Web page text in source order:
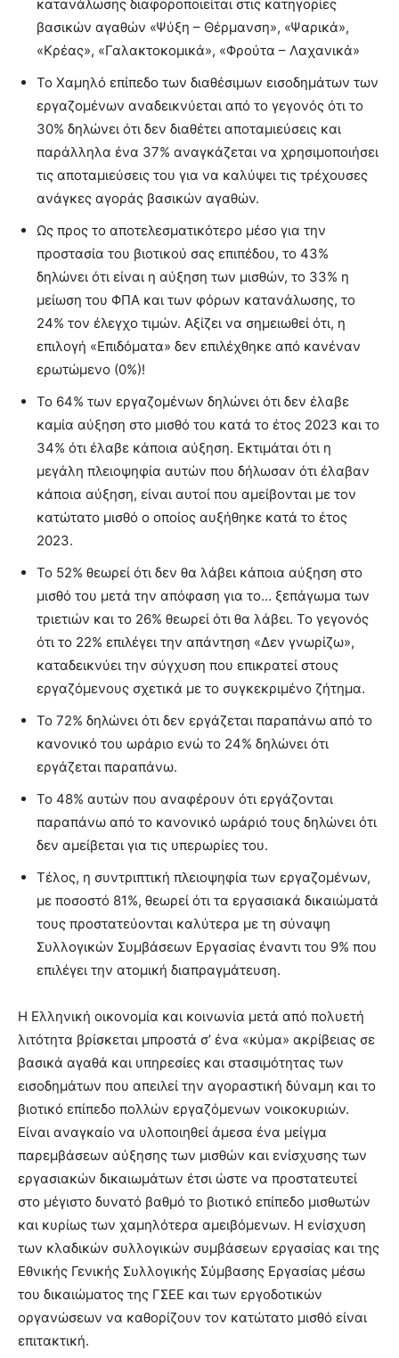
κατανάλωσης διαφοροποιείται στις κατηγορίες
βασικών αγαθών «Ψύξη – Θέρμανση», «Ψαρικά»,
«Κρέας», «Γαλακτοκομικά», «Φρούτα – Λαχανικά»
Το Χαμηλό επίπεδο των διαθέσιμων εισοδημάτων των
εργαζομένων αναδεικνύεται από το γεγονός ότι το
30% δηλώνει ότι δεν διαθέτει αποταμιεύσεις και
παράλληλα ένα 37% αναγκάζεται να χρησιμοποιήσει
τις αποταμιεύσεις του για να καλύψει τις τρέχουσες
ανάγκες αγοράς βασικών αγαθών.
Ως προς το αποτελεσματικότερο μέσο για την
προστασία του βιοτικού σας επιπέδου, το 43%
δηλώνει ότι είναι η αύξηση των μισθών, το 33% η
μείωση του ΦΠΑ και των φόρων κατανάλωσης, το
24% τον έλεγχο τιμών. Αξίζει να σημειωθεί ότι, η
επιλογή «Επιδόματα» δεν επιλέχθηκε από κανέναν
ερωτώμενο (0%)!
Το 64% των εργαζομένων δηλώνει ότι δεν έλαβε
καμία αύξηση στο μισθό του κατά το έτος 2023 και το
34% ότι έλαβε κάποια αύξηση. Εκτιμάται ότι η
μεγάλη πλειοψηφία αυτών που δήλωσαν ότι έλαβαν
κάποια αύξηση, είναι αυτοί που αμείβονται με τον
κατώτατο μισθό ο οποίος αυξήθηκε κατά το έτος
2023.
Το 52% θεωρεί ότι δεν θα λάβει κάποια αύξηση στο
μισθό του μετά την απόφαση για το… ξεπάγωμα των
τριετιών και το 26% θεωρεί ότι θα λάβει. Το γεγονός
ότι το 22% επιλέγει την απάντηση «Δεν γνωρίζω»,
καταδεικνύει την σύγχυση που επικρατεί στους
εργαζόμενους σχετικά με το συγκεκριμένο ζήτημα.
Το 72% δηλώνει ότι δεν εργάζεται παραπάνω από το
κανονικό του ωράριο ενώ το 24% δηλώνει ότι
εργάζεται παραπάνω.
Το 48% αυτών που αναφέρουν ότι εργάζονται
παραπάνω από το κανονικό ωράριό τους δηλώνει ότι
δεν αμείβεται για τις υπερωρίες του.
Τέλος, η συντριπτική πλειοψηφία των εργαζομένων,
με ποσοστό 81%, θεωρεί ότι τα εργασιακά δικαιώματά
τους προστατεύονται καλύτερα με τη σύναψη
Συλλογικών Συμβάσεων Εργασίας έναντι του 9% που
επιλέγει την ατομική διαπραγμάτευση.
Η Ελληνική οικονομία και κοινωνία μετά από πολυετή
λιτότητα βρίσκεται μπροστά σ’ ένα «κύμα» ακρίβειας σε
βασικά αγαθά και υπηρεσίες και στασιμότητας των
εισοδημάτων που απειλεί την αγοραστική δύναμη και το
βιοτικό επίπεδο πολλών εργαζόμενων νοικοκυριών.
Είναι αναγκαίο να υλοποιηθεί άμεσα ένα μείγμα
παρεμβάσεων αύξησης των μισθών και ενίσχυσης των
εργασιακών δικαιωμάτων έτσι ώστε να προστατευτεί
στο μέγιστο δυνατό βαθμό το βιοτικό επίπεδο μισθωτών
και κυρίως των χαμηλότερα αμειβόμενων. Η ενίσχυση
των κλαδικών συλλογικών συμβάσεων εργασίας και της
Εθνικής Γενικής Συλλογικής Σύμβασης Εργασίας μέσω
του δικαιώματος της ΓΣΕΕ και των εργοδοτικών
οργανώσεων να καθορίζουν τον κατώτατο μισθό είναι
επιτακτική.